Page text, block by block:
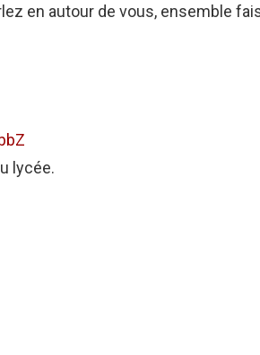
en autour de vous, ensemble
lycée.